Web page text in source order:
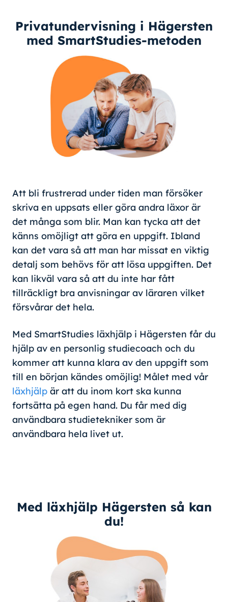
Privatundervisning i Hägersten
med SmartStudies-metoden
Att bli frustrerad under tiden man försöker
skriva en uppsats eller göra andra läxor är
det många som blir. Man kan tycka att det
känns omöjligt att göra en uppgift. Ibland
kan det vara så att man har missat en viktig
detalj som behövs för att lösa uppgiften. Det
kan likväl vara så att du inte har fått
tillräckligt bra anvisningar av läraren vilket
försvårar det hela.
Med SmartStudies läxhjälp i Hägersten får du
hjälp av en personlig studiecoach och du
kommer att kunna klara av den uppgift som
till en början kändes omöjlig! Målet med vår
läxhjälp är att du inom kort ska kunna
fortsätta på egen hand. Du får med dig
användbara studietekniker som är
användbara hela livet ut.
Med läxhjälp Hägersten så kan
du!